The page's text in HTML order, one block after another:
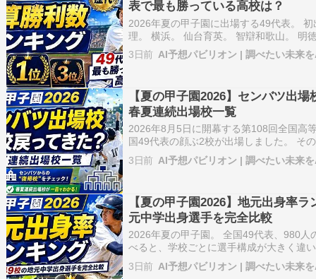
表で最も勝っている高校は？
2026年夏の甲子園に出場する49代表。
理。 横浜。 仙台育英。 智辯和歌山。 明
甲子園の歴史そのものともいえる名門が
49代表の中で、 春夏を合わせて甲子園で
3日前 AI予想パビリオン | 調べたい未来
【夏の甲子園2026】センバツ出
春夏連続出場校一覧
2026年8月5日に開幕する第108回全国高
国49代表の顔ぶ2校が出場しました。 そ
会を勝ち抜いて夏の甲子園へ戻ってきた
センバツ出場32校のうち、夏も甲子園へ
3日前 AI予想パビリオン | 調べたい未来
【夏の甲子園2026】地元出身率
元中学出身選手を完全比較
2026年夏の甲子園。 全国49代表、980人
べると、学校ごとに選手構成が大きく違
元の中学校出身という高校。 19人が地
中学出身が1人しかいない高校もありま
3日前 AI予想パビリオン | 調べたい未来